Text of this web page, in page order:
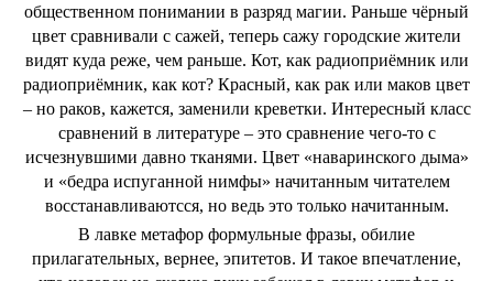
общественном понимании в разряд магии. Раньше чёрный
цвет сравнивали с сажей, теперь сажу городские жители
видят куда реже, чем раньше. Кот, как радиоприёмник или
радиоприёмник, как кот? Красный, как рак или маков цвет
– но раков, кажется, заменили креветки. Интересный класс
сравнений в литературе – это сравнение чего-то с
исчезнувшими давно тканями. Цвет «наваринского дыма»
и «бедра испуганной нимфы» начитанным читателем
восстанавливаютсся, но ведь это только начитанным.
В лавке метафор формульные фразы, обилие
прилагательных, вернее, эпитетов. И такое впечатление,